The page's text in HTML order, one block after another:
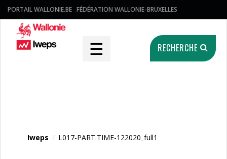
PORTAIL WALLONIE.BE FÉDÉRATION WALLONIE-BRUXELLES
☰ RECHERCHE
Iweps / L017-PART.TIME-122020_full1